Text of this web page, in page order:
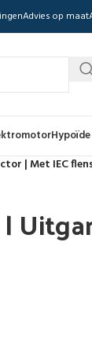
Advies op maat
| Met IEC